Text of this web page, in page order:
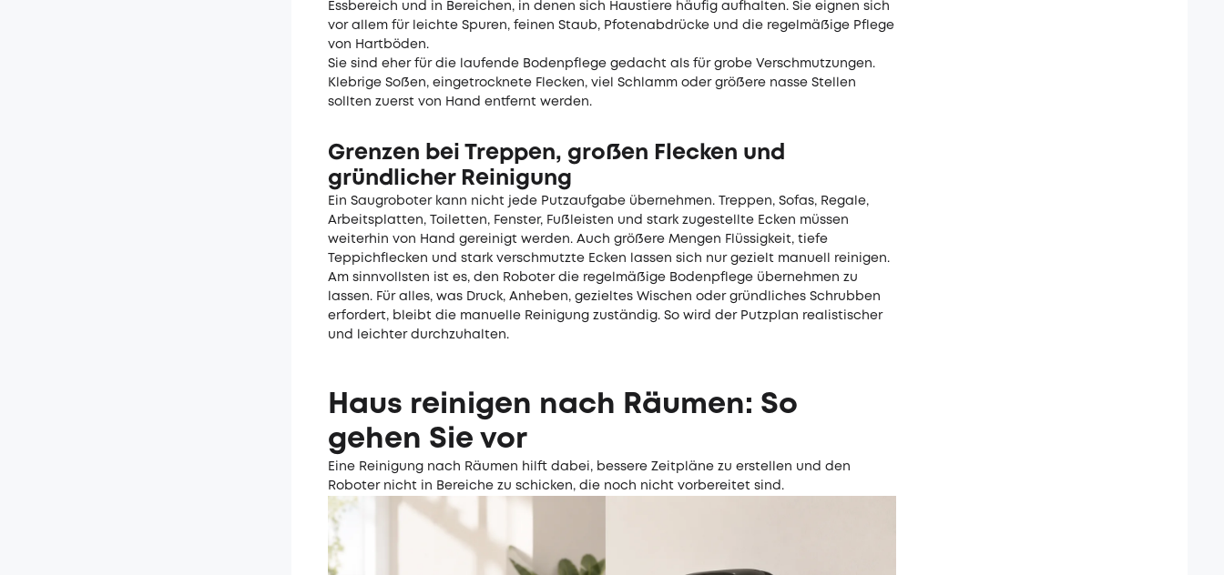
Essbereich und in Bereichen, in denen sich Haustiere häufig aufhalten. Sie eignen sich
vor allem für leichte Spuren, feinen Staub, Pfotenabdrücke und die regelmäßige Pflege
von Hartböden.
Sie sind eher für die laufende Bodenpflege gedacht als für grobe Verschmutzungen.
Klebrige Soßen, eingetrocknete Flecken, viel Schlamm oder größere nasse Stellen
sollten zuerst von Hand entfernt werden.
Grenzen bei Treppen, großen Flecken und
gründlicher Reinigung
Ein Saugroboter kann nicht jede Putzaufgabe übernehmen. Treppen, Sofas, Regale,
Arbeitsplatten, Toiletten, Fenster, Fußleisten und stark zugestellte Ecken müssen
weiterhin von Hand gereinigt werden. Auch größere Mengen Flüssigkeit, tiefe
Teppichflecken und stark verschmutzte Ecken lassen sich nur gezielt manuell reinigen.
Am sinnvollsten ist es, den Roboter die regelmäßige Bodenpflege übernehmen zu
lassen. Für alles, was Druck, Anheben, gezieltes Wischen oder gründliches Schrubben
erfordert, bleibt die manuelle Reinigung zuständig. So wird der Putzplan realistischer
und leichter durchzuhalten.
Haus reinigen nach Räumen: So
gehen Sie vor
Eine Reinigung nach Räumen hilft dabei, bessere Zeitpläne zu erstellen und den
Roboter nicht in Bereiche zu schicken, die noch nicht vorbereitet sind.